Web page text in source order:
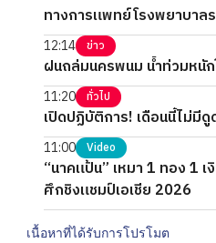
ทางการแพทย์โรงพยาบาล
12:14 ข่าว
ฝนถล่มนครพนม น้ำท่วมหนั
11:20 ทั่วไป
เปิดปฏิบัติการ! เดือนนี้ไม่มี
11:00 Video
“นาคแป้น” เหมา 1 ทอง 1 เ
ศึกชิงแชมป์เอเชีย 2026